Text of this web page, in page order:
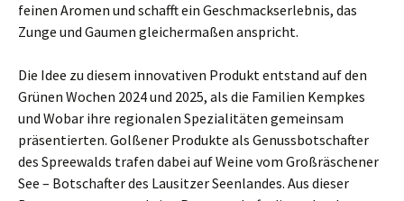
feinen Aromen und schafft ein Geschmackserlebnis, das
Zunge und Gaumen gleichermaßen anspricht.
Die Idee zu diesem innovativen Produkt entstand auf den
Grünen Wochen 2024 und 2025, als die Familien Kempkes
und Wobar ihre regionalen Spezialitäten gemeinsam
präsentierten. Golßener Produkte als Genussbotschafter
des Spreewalds trafen dabei auf Weine vom Großräschener
See – Botschafter des Lausitzer Seenlandes. Aus dieser